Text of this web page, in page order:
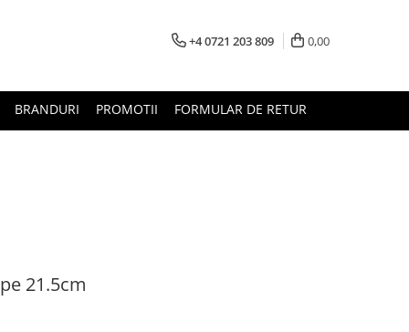
+4 0721 203 809 0,00
BRANDURI PROMOTII FORMULAR DE RETUR
21.5cm